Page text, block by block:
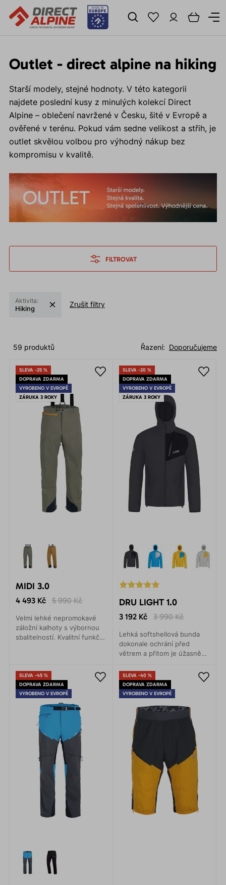
Outlet - direct alpine na hiking
Starší modely, stejné hodnoty. V této kategorii
najdete poslední kusy z minulých kolekcí Direct
Alpine – oblečení navržené v Česku, šité v Evropě a
ověřené v terénu. Pokud vám sedne velikost a střih, je
outlet skvělou volbou pro výhodný nákup bez
kompromisu v kvalitě.
FILTROVAT
Aktivita:
Hiking Zrušit filtry
Doporučujeme
Řazení:
59 produktů
SLEVA -25 %
DOPRAVA ZDARMA
VYROBENO V EVROPĚ
ZÁRUKA 3 ROKY
MIDI 3.0
4 493 Kč 5 990 Kč
Velmi lehké nepromokavé
záložní kalhoty s výbornou
sbalitelností. Kvalitní funkční
SLEVA -20 %
DOPRAVA ZDARMA
VYROBENO V EVROPĚ
ZÁRUKA 3 ROKY
DRU LIGHT 1.0
3 192 Kč 3 990 Kč
Lehká softshellová bunda
dokonale ochrání před
větrem a přitom je úžasně
jakoukoliv areobní aktivitu.
SLEVA -45 %
DOPRAVA ZDARMA
VYROBENO V EVROPĚ
SLEVA -40 %
DOPRAVA ZDARMA
VYROBENO V EVROPĚ